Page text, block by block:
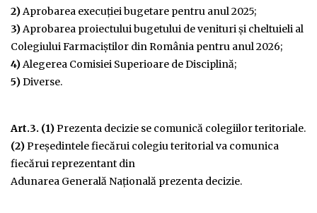
2)Aprobarea execuţiei bugetare pentru anul 2025;
3)Aprobarea proiectului bugetului de venituri şi cheltuieli al
Colegiului Farmaciştilor din România pentru anul 2026;
4)Alegerea Comisiei Superioare de Disciplină;
5)Diverse.
Art.3. (1)Prezenta decizie se comunică colegiilor teritoriale.
(2)Preşedintele fiecărui colegiu teritorial va comunica
fiecărui reprezentant din
Adunarea Generală Națională prezenta decizie.